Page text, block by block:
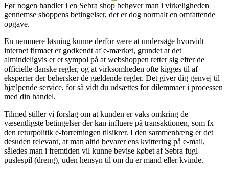
Før nogen handler i en Sebra shop behøver man i virkeligheden
gennemse shoppens betingelser, det er dog normalt en omfattende
opgave.
En nemmere løsning kunne derfor være at undersøge hvorvidt
internet firmaet er godkendt af e-mærket, grundet at det
almindeligvis er et sympol på at webshoppen retter sig efter de
officielle danske regler, og at virksomheden ofte kigges til af
eksperter der behersker de gældende regler. Det giver dig genvej til
hjælpende service, for så vidt du udsættes for dilemmaer i processen
med din handel.
Tilmed stiller vi forslag om at kunden er vaks omkring de
væsentligste betingelser der kan influere på transaktionen, som fx
den returpolitik e-forretningen tilsikrer. I den sammenhæng er det
desuden relevant, at man altid bevarer ens kvittering på e-mail,
således man i fremtiden vil kunne bevise købet af Sebra fugl
puslespil (dreng), uden hensyn til om du er mand eller kvinde.